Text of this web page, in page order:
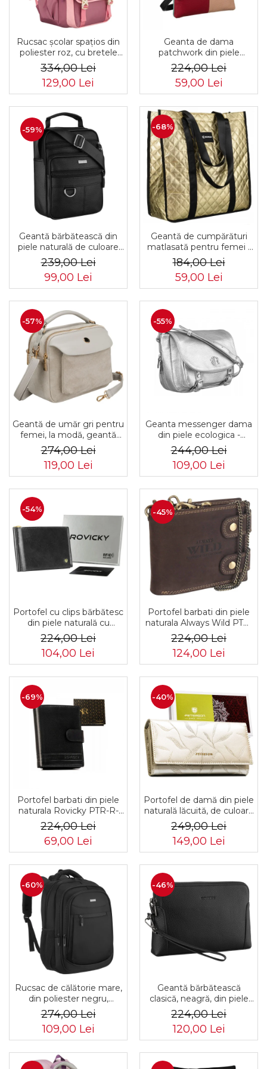
Rucsac școlar spațios din
poliester roz, cu bretele
reglabile - Peterson PTR-
PTN 8610-1327 PINK
334,00 Lei
129,00 Lei
Geanta de dama
patchwork din piele
naturala PTR-1718-SKL-
6922 MULTI
224,00 Lei
59,00 Lei
-59%
Geantă bărbătească din
piele naturală de culoare
neagră - Rovicky PTR-R-
ST7-01-7571-BLACK
239,00 Lei
99,00 Lei
-68%
Geantă de cumpărături
matlasată pentru femei -
Rovicky PTR-RSPV-001P-
5277 GOLD
184,00 Lei
59,00 Lei
-57%
Geantă de umăr gri pentru
femei, la modă, geantă
mică urbană cu fermoar,
piele ecologică - Peterson
PTR-PTN MX02-P-7700
274,00 Lei
119,00 Lei
-55%
Geanta messenger dama
din piele ecologica -
Rovicky PTR-R-TOR-ALE-
2-3776 SIL
244,00 Lei
109,00 Lei
-54%
Portofel cu clips bărbătesc
din piele naturală cu
sistem RFID - Rovicky
PTR-N1908-RVT-9799
BLACK
224,00 Lei
104,00 Lei
-45%
Portofel barbati din piele
naturala Always Wild PTR-
2900-BIC
224,00 Lei
124,00 Lei
-69%
Portofel barbati din piele
naturala Rovicky PTR-R-
N4L-GAT-8922 B+B
224,00 Lei
69,00 Lei
-40%
Portofel de damă din piele
naturală lăcuită, de culoare
bej, cu închidere cu capsă -
Peterson
249,00 Lei
149,00 Lei
-60%
Rucsac de călătorie mare,
din poliester negru,
perfect pentru bagajul de
mână - Rovicky PTR-R-
BHX-05-1020 BLACK
274,00 Lei
109,00 Lei
-46%
Geantă bărbătească
clasică, neagră, din piele
ecologică, cu fermoar -
Rovicky PTR-R-SDR-01-
1631 BLACK
224,00 Lei
120,00 Lei